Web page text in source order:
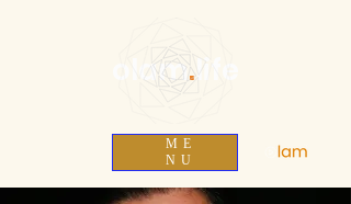
ME
NU
olam.life